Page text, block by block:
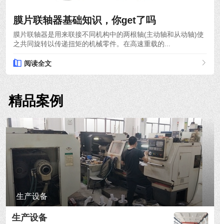
膜片联轴器基础知识，你get了吗
膜片联轴器是用来联接不同机构中的两根轴(主动轴和从动轴)使
之共同旋转以传递扭矩的机械零件。在高速重载的...
阅读全文
精品案例
生产设备
生产设备